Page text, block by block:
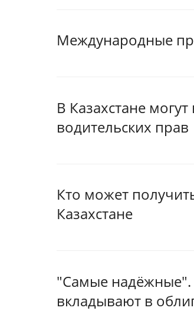
Международные
В Казахстане
водительских прав
Кто может
Казахстане
"Самые
вкладывают в